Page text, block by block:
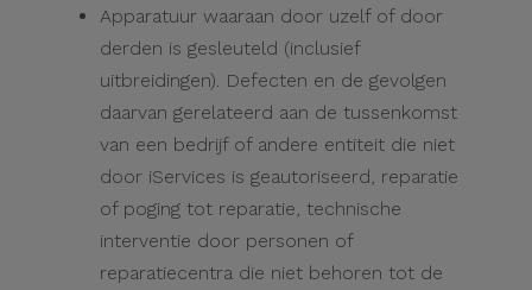
Apparatuur waaraan door uzelf of door
derden is gesleuteld (inclusief
uitbreidingen). Defecten en de gevolgen
daarvan gerelateerd aan de tussenkomst
van een bedrijf of andere entiteit die niet
door iServices is geautoriseerd, reparatie
of poging tot reparatie, technische
interventie door personen of
reparatiecentra die niet behoren tot de